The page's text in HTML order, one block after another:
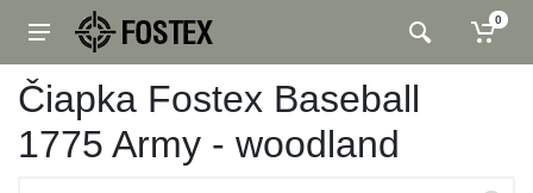
0
Čiapka Fostex Baseball
1775 Army - woodland